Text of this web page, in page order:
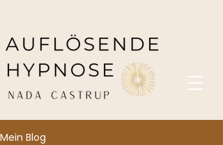
Mein Blog